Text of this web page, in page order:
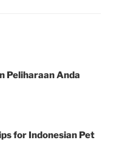
Peliharaan Anda
for Indonesian Pet